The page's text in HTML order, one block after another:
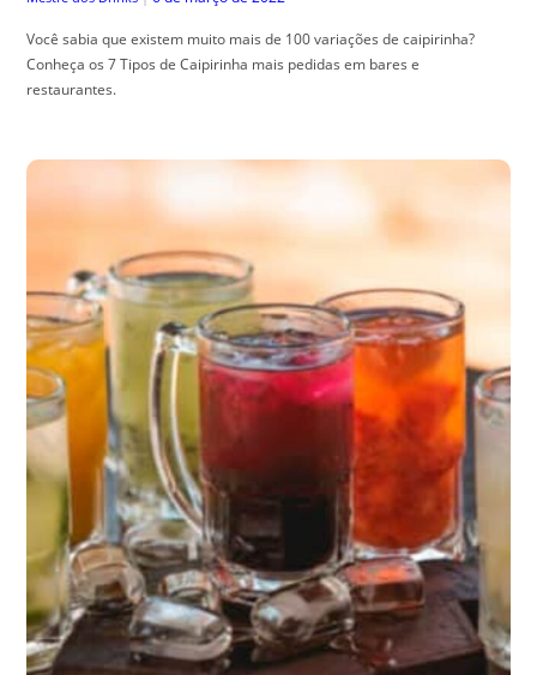
Você sabia que existem muito mais de 100 variações de caipirinha?
Conheça os 7 Tipos de Caipirinha mais pedidas em bares e
restaurantes.